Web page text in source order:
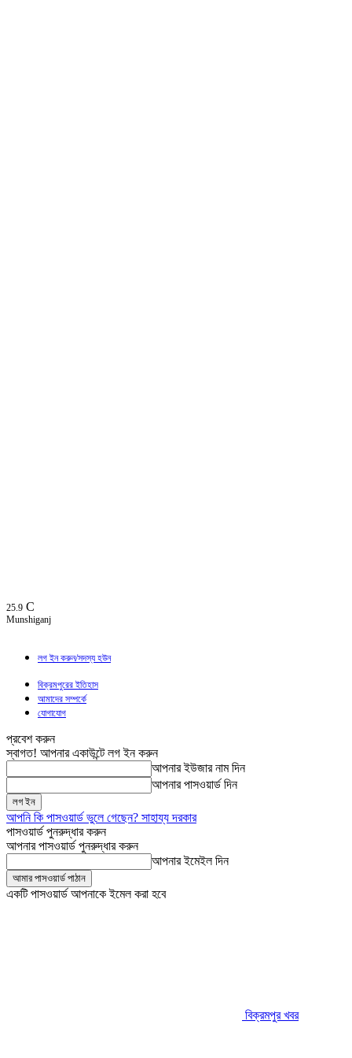
25.9 C
Munshiganj
লগ ইন করুন/সদস্য হউন
বিক্রমপুরের ইতিহাস
আমাদের সম্পর্কে
যোগাযোগ
প্রবেশ করুন
স্বাগত! আপনার একাউন্টে লগ ইন করুন
আপনার ইউজার নাম দিন
আপনার পাসওয়ার্ড দিন
আপনি কি পাসওয়ার্ড ভুলে গেছেন? সাহায্য দরকার
পাসওয়ার্ড পুনরুদ্ধার করুন
আপনার পাসওয়ার্ড পুনরুদ্ধার করুন
আপনার ইমেইল দিন
একটি পাসওয়ার্ড আপনাকে ইমেল করা হবে
বিক্রমপুর খবর